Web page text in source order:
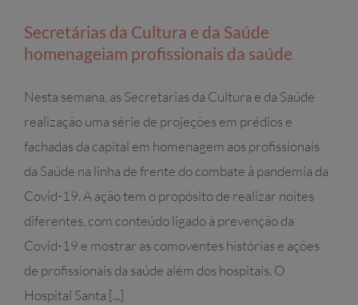
Secretárias da Cultura e da Saúde
homenageiam profissionais da saúde
Nesta semana, as Secretarias da Cultura e da Saúde
realização uma série de projeções em prédios e
fachadas da capital em homenagem aos profissionais
da Saúde na linha de frente do combate à pandemia da
Covid-19. A ação tem o propósito de realizar noites
diferentes, com conteúdo ligado à prevenção da
Covid-19 e mostrar as comoventes histórias e ações
de profissionais da saúde além dos hospitais. O
Hospital Santa [...]